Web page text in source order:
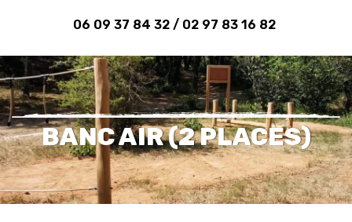
06 09 37 84 32 / 02 97 83 16 82
BANC AIR (2 PLACES)